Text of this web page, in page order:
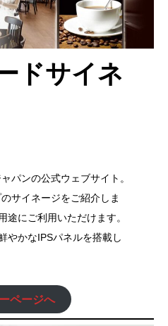
ドサイネ
パンの公式ウェブサイト。
サイネージをご紹介しま
途にご利用いただけます。
やかなIPSパネルを搭載し
ページへ